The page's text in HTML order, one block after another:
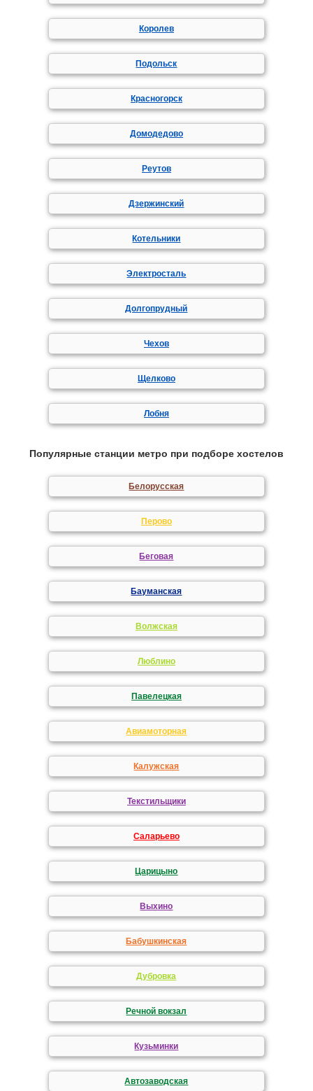
Королев
Подольск
Красногорск
Домодедово
Реутов
Дзержинский
Котельники
Электросталь
Долгопрудный
Чехов
Щелково
Лобня
Популярные станции метро при подборе хостелов
Белорусская
Перово
Беговая
Бауманская
Волжская
Люблино
Павелецкая
Авиамоторная
Калужская
Текстильщики
Саларьево
Царицыно
Выхино
Бабушкинская
Дубровка
Речной вокзал
Кузьминки
Автозаводская